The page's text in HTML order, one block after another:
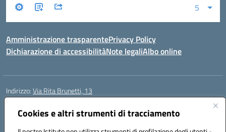
Cookies e altri strumenti di tracciamento
Amministrazione trasparentePrivacy Policy
Dichiarazione di accessibilitàNote legaliAlbo online
Indirizzo:Via Rita Brunetti, 13
Centralino:
Posta elettronica certificata (PEC):rmic8cw00p@pec.istruzione.it